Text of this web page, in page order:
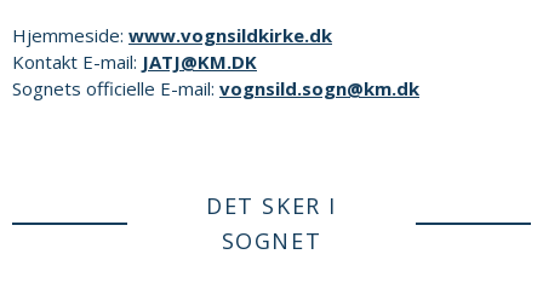
Hjemmeside: www.vognsildkirke.dk
Kontakt E-mail: JATJ@KM.DK
Sognets officielle E-mail: vognsild.sogn@km.dk
DET SKER I
SOGNET